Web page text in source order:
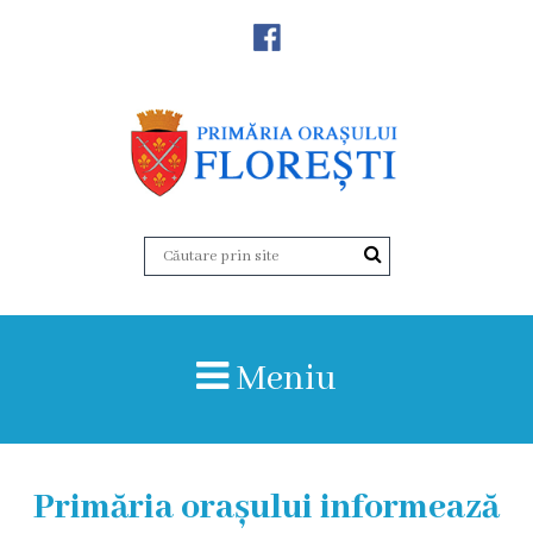
Primăria
Structura,
Organigrama
Meniu
Primăria orașului informează